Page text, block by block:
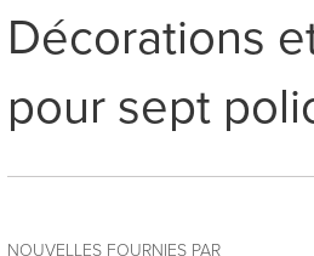
Décorations
pour sept
NOUVELLES FOURNIES PAR